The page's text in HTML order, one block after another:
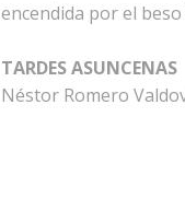
encendida por el
TARDES ASUNCENAS
Néstor Romero